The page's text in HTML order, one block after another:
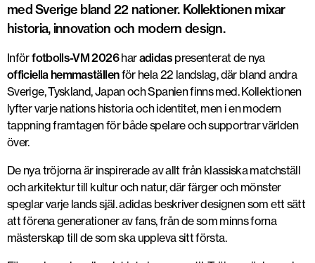
med Sverige bland 22 nationer. Kollektionen mixar
historia, innovation och modern design.
Införfotbolls-VM 2026haradidaspresenterat de nya
officiella hemmaställenför hela 22 landslag, där bland andra
Sverige, Tyskland, Japan och Spanien finns med. Kollektionen
lyfter varje nations historia och identitet, men i en modern
tappning framtagen för både spelare och supportrar världen
över.
De nya tröjorna är inspirerade av allt från klassiska matchställ
och arkitektur till kultur och natur, där färger och mönster
speglar varje lands själ. adidas beskriver designen som ett sätt
attförena generationer av fans,från de som minns forna
mästerskap till de som ska uppleva sitt första.